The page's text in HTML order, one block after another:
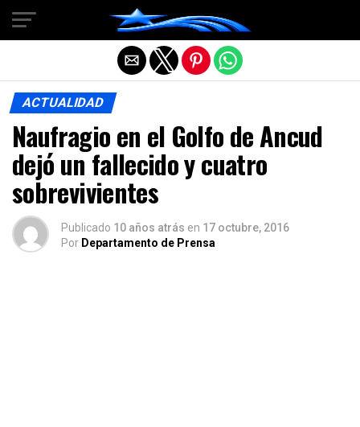
ACTUALIDAD
Naufragio en el Golfo de Ancud
dejó un fallecido y cuatro
sobrevivientes
Publicado 10 años atrás en 17 octubre, 2016
Por Departamento de Prensa
Salir de la versión móvil